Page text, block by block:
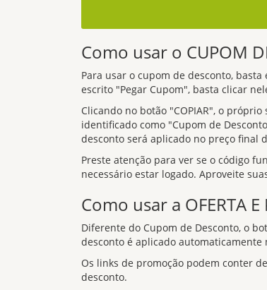
Como usar o CUPOM
Para usar o cupom de desconto,
escrito "Pegar Cupom", basta clicar
Clicando no botão "COPIAR", o
identificado como "Cupom de
desconto será aplicado no preço final
Preste atenção para ver se o código
necessário estar logado. Aproveite
Como usar a OFERTA E
Diferente do Cupom de Desconto, o
desconto é aplicado automaticamente
Os links de promoção podem conter
desconto.